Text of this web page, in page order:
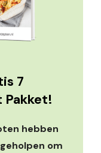
7
Pakket!
hebben
om